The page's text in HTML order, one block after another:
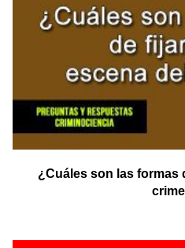
¿Cuáles son las formas